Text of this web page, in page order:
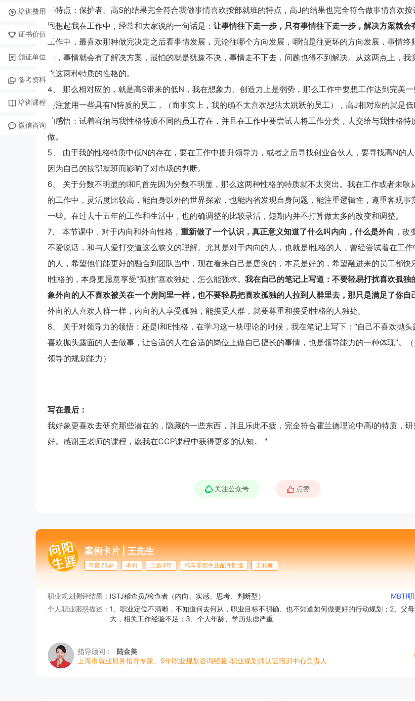
格特点：保护者。高S的结果完全符合我做事情喜欢按部就班的特点，高J的结果也完全符合做事情喜欢按
回想起我在工作中，经常和大家说的一句话是： 让事情往下走一步，只有事情往下走一步，解决方案就会
工作中，最喜欢那种做完决定之后看事情发展，无论往哪个方向发展，哪怕是往更坏的方向发展，事情终
步，事情就会有了解决方案，最怕的就是犹豫不决，事情走不下去，问题也得不到解决。从这两点上，我
欢这两种特质的性格的。
4、 那么相对应的，就是高S带来的低N，我在想象力、创造力上是弱势，那么工作中要想工作达到完美
要注意用一些具有N特质的员工，（而事实上，我的确不太喜欢想法太跳跃的员工），高J相对应的就是
的感悟：试着容纳与我性格特质不同的员工存在，并且在工作中要尝试去将工作分类，去交给与我性格特
做。
5、 由于我的性格特质中低N的存在，要在工作中提升领导力，或者之后寻找创业合伙人，要寻找高N的
因为自己的按部就班而影响了对市场的判断。
6、 关于分数不明显的I和F,首先因为分数不明显，那么这两种性格的特质就不太突出。我在工作或者未耿
的工作中，灵活度比较高，能自身以外的世界探索，也能内省发现自身问题，能注重逻辑性，遵重客观事
一些。在过去十五年的工作和生活中，也的确调整的比较录活，短期内并不打算做太多的改变和调整。
7、 本节课中，对于内向和外向性格， 重新做了一个认识，真正意义知道了什么叫内向，什么是外向 ，改
不爱说话，和与人爱打交道这么狭义的理解。尤其是对于内向的人，也就是I性格的人，曾经尝试着在工
的人，希望他们能更好的融合到团队当中，现在看来自己是唐突的，本意是好的，希望融进来的员工都快
I性格的，本身更愿意享受“孤独”喜欢独处，怎么能强求。 我在自己的笔记上写道：不要轻易打扰喜欢孤独
象外向的人不喜欢被关在一个房间里一样，也不要轻易把喜欢孤独的人拉到人群里去，那只是满足了你自
外向的人喜欢人群一样，内向的人享受孤独，能接受人群，就要尊重和接受I性格的人独处。
8、 关于对领导力的领悟：还是I和E性格，在学习这一块理论的时候，我在笔记上写下：“自己不喜欢抛头
喜欢抛头露面的人去做事，让合适的人在合适的岗位上做自己擅长的事情，也是领导能力的一种体现”。
领导的规划能力）
写在最后：
我好象更喜欢去研究那些潜在的，隐藏的一些东西，并且乐此不疲，完全符合霍兰德理论中高I的特质，
好。感谢王老师的课程，愿我在CCP课程中获得更多的认知。
"
关注公众号
案例卡片 |王先生
年龄28岁 本科 工龄4年 汽车零部件及配件制造 工程师
职业规划测评结果： MBTI
ISTJ稽查员/检查者（内向、实感、思考、判断型）
个人职业困惑描述： 1、职业定位不清晰，不知道何去何从，职业目标不明确、也不知道如何做更好的行动规划；2、父
大，相关工作经验不足；3、个人年龄、学历焦虑严重
指导顾问：
陆金美
上海市就业服务指导专家、9年职业规划咨询经验-职业规划师认证培训中心负责人
CCP学员心得交
CCDM学员心得
BSC学员心得交流
UAPM学员心得
企业职业规划内
培训费用
证书价值
颁证单位
备考资料
培训课程
微信咨询